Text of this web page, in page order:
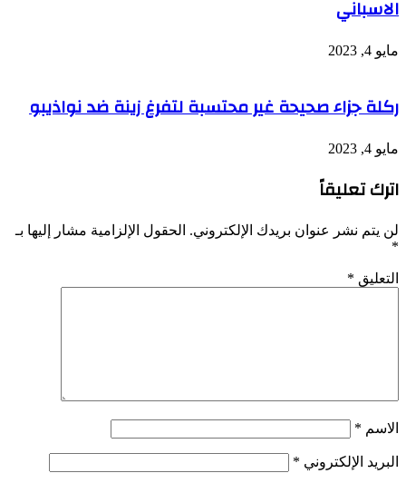
الاسباني
مايو 4, 2023
ركلة جزاء صحيحة غير محتسبة لتفرغ زينة ضد نواذيبو
مايو 4, 2023
اترك تعليقاً
لن يتم نشر عنوان بريدك الإلكتروني. الحقول الإلزامية مشار إليها بـ
*
التعليق *
الاسم *
البريد الإلكتروني *